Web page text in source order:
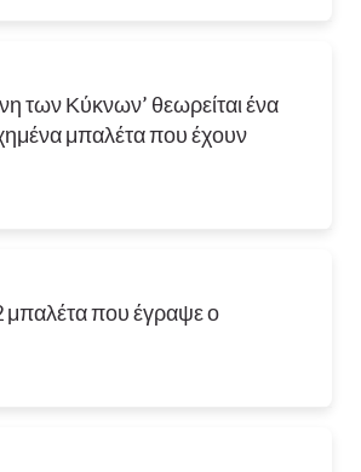
των Κύκνων’ θεωρείται ένα
μπαλέτα που έχουν
που έγραψε ο